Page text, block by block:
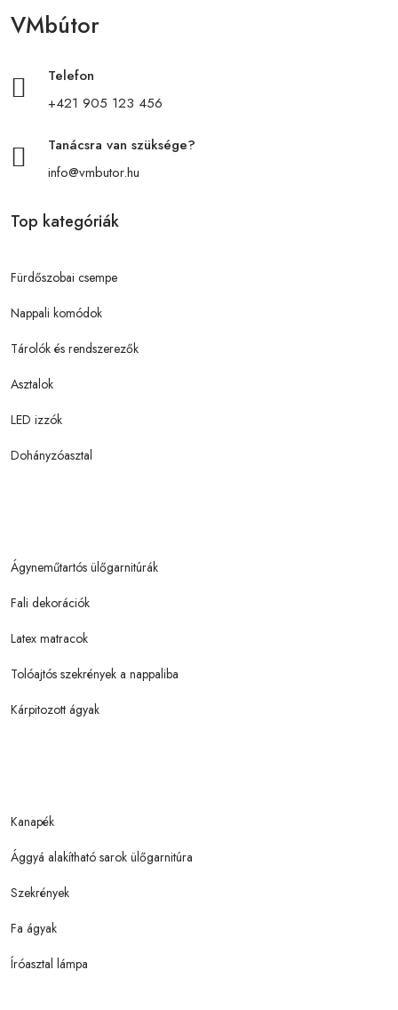
VMbútor
Telefon
+421 905 123 456
Tanácsra van szüksége?
info@vmbutor.hu
Top kategóriák
Fürdőszobai csempe
Nappali komódok
Tárolók és rendszerezők
Asztalok
LED izzók
Dohányzóasztal
Ágyneműtartós ülőgarnitúrák
Fali dekorációk
Latex matracok
Tolóajtós szekrények a nappaliba
Kárpitozott ágyak
Kanapék
Ággyá alakítható sarok ülőgarnitúra
Szekrények
Fa ágyak
Íróasztal lámpa